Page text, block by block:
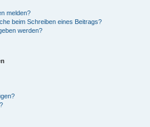
melden?
beim Schreiben eines Beitrags?
werden?